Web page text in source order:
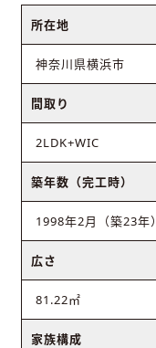
所在地
神奈川県横浜市
間取り
2LDK+WIC
築年数（完工時）
1998年2月（築23年）
広さ
81.22㎡
家族構成